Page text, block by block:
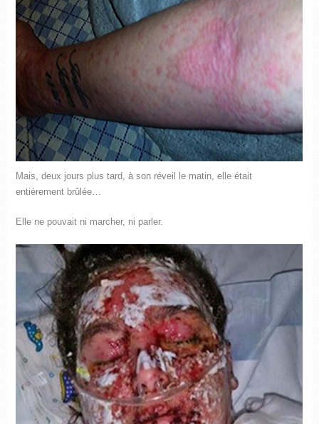
Mais, deux jours plus tard, à son réveil le matin, elle était
entièrement brûlée…
Elle ne pouvait ni marcher, ni parler.